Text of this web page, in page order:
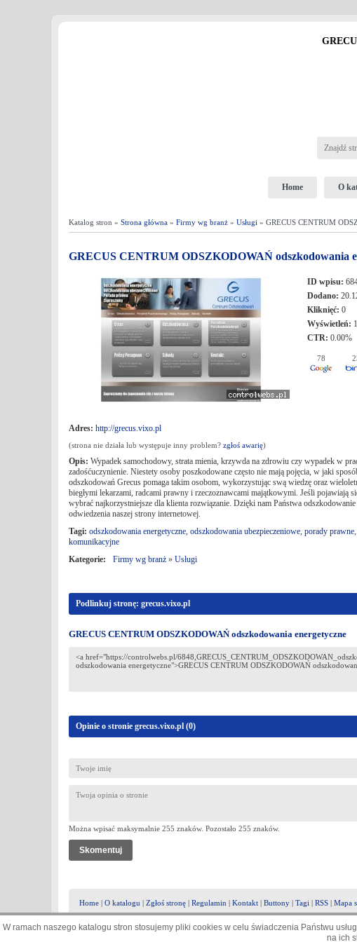
Home O
Katalog stron » Strona główna » Firmy wg branż » Usługi » GRECUS CENTRUM
GRECUS CENTRUM ODSZKODOWAŃ odszkodowania
ID wpisu:
Dodano:
Kliknięć: 0
Wyświetleń:
CTR: 0.00%
78
Adres: http://grecus.vixo.pl
(strona nie działa lub występuje inny problem? zgłoś awarię)
Opis: Wypadek samochodowy, strata mienia, krzywda na zdrowiu czy wypadek w
zadośćuczynienie. Niestety osoby poszkodowane często nie mają pojęcia, w jaki
odszkodowań Grecus pomaga takim osobom, wykorzystując swą wiedzę oraz
biegłymi lekarzami, radcami prawny i rzeczoznawcami majątkowymi. Jeśli
wybrać najkorzystniejsze dla klienta rozwiązanie. Dzięki nam Państwa
odwiedzenia naszej strony internetowej.
Tagi: odszkodowania energetyczne, odszkodowania ubezpieczeniowe, porady prawne,
komunikacyjne
Kategorie:
Firmy wg branż » Usługi
Podlinkuj stronę: grecus.vixo.pl
GRECUS CENTRUM ODSZKODOWAŃ odszkodowania energetyczne
Opinie o stronie grecus.vixo.pl (0)
Można wpisać maksymalnie 255 znaków. Pozostało 255 znaków.
Home | O katalogu | Zgłoś stronę | Regulamin | Kontakt | Buttony | Tagi | RSS | Mapa
W ramach naszego katalogu stron stosujemy pliki cookies w celu świadczenia Państwu
na ich